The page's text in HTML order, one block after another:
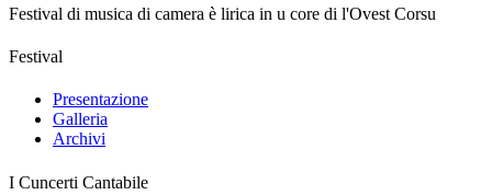
Festival di musica di camera è lirica in u core di l'Ovest Corsu
Festival
Presentazione
Galleria
Archivi
I Cuncerti Cantabile